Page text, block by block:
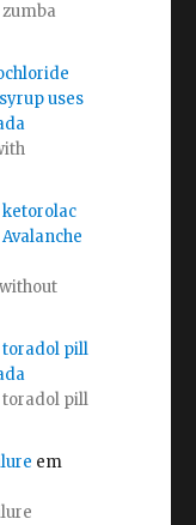
uses
ketorolac
Avalanche
toradol pill
toradol pill
em